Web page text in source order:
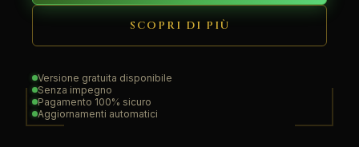
SCOPRI DI PIÙ
Versione gratuita disponibile
Senza impegno
Pagamento 100% sicuro
Aggiornamenti automatici